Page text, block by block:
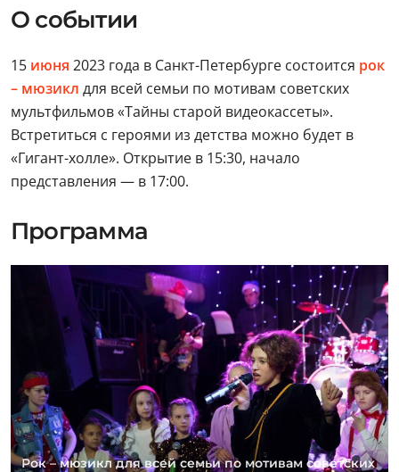
О событии
15 июня 2023 года в Санкт-Петербурге состоится рок
– мюзикл для всей семьи по мотивам советских
мультфильмов «Тайны старой видеокассеты».
Встретиться с героями из детства можно будет в
«Гигант-холле». Открытие в 15:30, начало
представления — в 17:00.
Программа
Рок – мюзикл для всей семьи по мотивам советских